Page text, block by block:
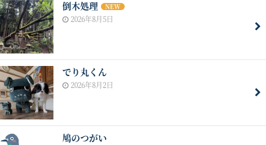
倒木処理 NEW
2026年8月5日
でり丸くん
2026年8月2日
鳩のつがい